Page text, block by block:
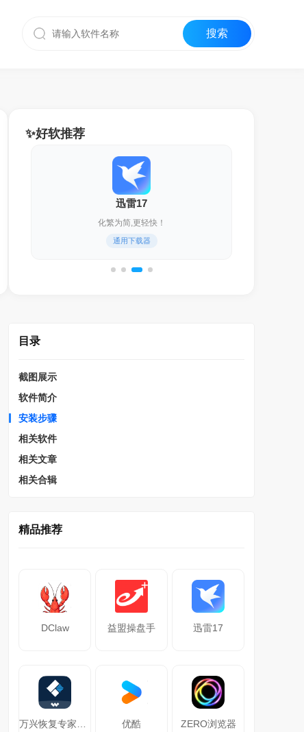
✨好软推荐
迅雷17
化繁为简,更轻快！
通用下载器
目录
截图展示
软件简介
安装步骤
相关软件
相关文章
相关合辑
精品推荐
DClaw 益盟操盘手 迅雷17
优酷 ZERO浏览器